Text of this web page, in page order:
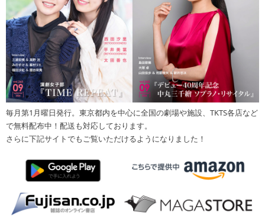
毎月第1月曜日発行。東京都内を中心に全国の劇場や施設、TKTS各店など
で無料配布中！配送も対応しております。
さらに下記サイトでもご覧いただけるようになりました！